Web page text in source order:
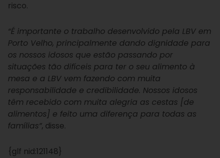
risco.
“É importante o trabalho desenvolvido pela LBV em
Porto Velho, principalmente dando dignidade para
os nossos idosos que estão passando por
situações tão difíceis para ter o seu alimento à
mesa e a LBV vem fazendo com muita
responsabilidade e credibilidade. Nossos idosos
têm recebido com muita alegria as cestas [de
alimentos] e feito uma diferença para todas as
famílias”, disse.
{glf nid:121148}